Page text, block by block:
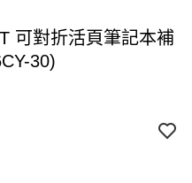
可對折活頁筆記本補
30)